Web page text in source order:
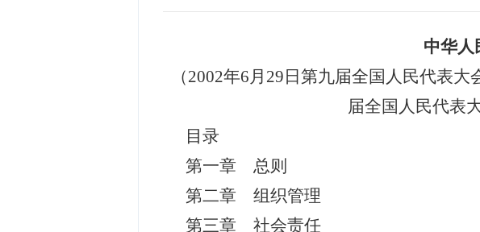
中华人
（2002年6月29日第九届全国人民代表
届全国人民代表
目录
第一章 总则
第二章 组织管理
第三章 社会责任